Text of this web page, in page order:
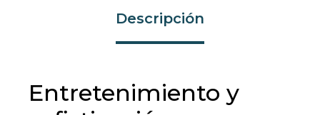
Descripción
Entretenimiento y